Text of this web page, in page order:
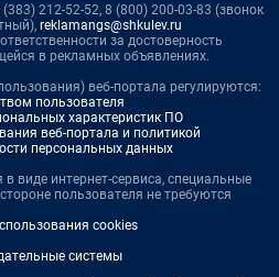
212-52-52, 8 (800) 200-03-83 (звонок
reklamangs@shkulev.ru
за достоверность
в рекламных объявлениях.
веб-портала регулируются:
пользователя
характеристик ПО
веб-портала и политикой
персональных данных
в виде интернет-сервиса, специальные
пользователя не требуются
cookies
системы